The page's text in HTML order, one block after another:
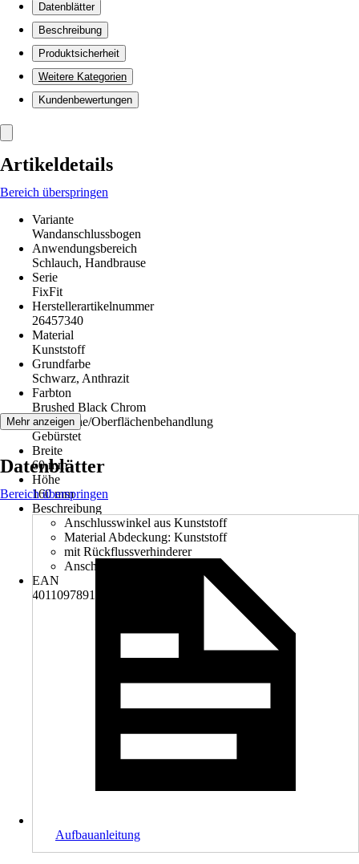
Datenblätter
Beschreibung
Produktsicherheit
Weitere Kategorien
Kundenbewertungen
Artikeldetails
Bereich überspringen
Variante
Wandanschlussbogen
Anwendungsbereich
Schlauch, Handbrause
Serie
FixFit
Herstellerartikelnummer
26457340
Material
Kunststoff
Grundfarbe
Schwarz, Anthrazit
Farbton
Brushed Black Chrom
Oberfläche/Oberflächenbehandlung
Gebürstet
Breite
60 mm
Höhe
160 mm
Beschreibung
Anschlusswinkel aus Kunststoff
Material Abdeckung: Kunststoff
mit Rückflussverhinderer
Anschlussart: G ½
EAN
4011097891866
Mehr anzeigen
Datenblätter
Bereich überspringen
Aufbauanleitung